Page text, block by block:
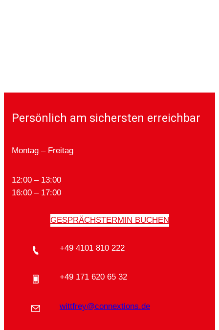
Persönlich am sichersten erreichbar
Montag – Freitag
12:00 – 13:00
16:00 – 17:00
GESPRÄCHSTERMIN BUCHEN
+49 4101 810 222
+49 171 620 65 32
wittfrey@connextions.de